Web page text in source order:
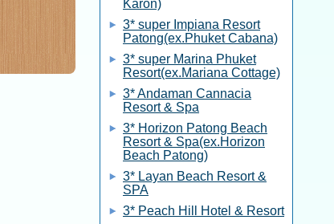
Karon)
3* super Impiana Resort
Patong(ex.Phuket Cabana)
3* super Marina Phuket
Resort(ex.Mariana Cottage)
3* Andaman Cannacia
Resort & Spa
3* Horizon Patong Beach
Resort & Spa(ex.Horizon
Beach Patong)
3* Layan Beach Resort &
SPA
3* Peach Hill Hotel & Resort